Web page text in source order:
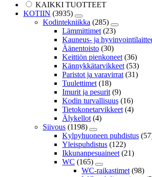
KAIKKI TUOTTEET
KOTIIN (3935)
Kodintekniikka (285)
Lämmittimet (23)
Kauneus- ja
Äänentoisto (30)
Keittiön pienkoneet (36)
Kännykkätarvikkeet (53)
Paristot ja varavirrat (31)
Tuulettimet (18)
Imurit ja pesurit (9)
Kodin turvallisuus (16)
Tietokonetarvikkeet (4)
Älykellot (4)
Siivous (1198)
Kylpyhuoneen puhdistus
Yleispuhdistus (122)
Ikkunanpesuaineet (21)
WC (165)
WC-raikastimet (98)